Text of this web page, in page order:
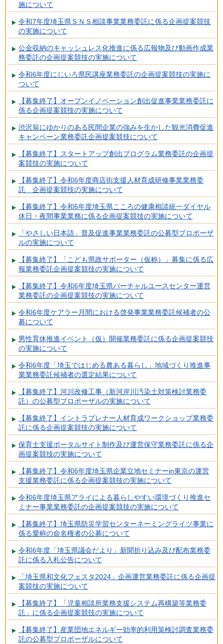
施について
令和7年度埼玉県ＳＮＳ相談事業業務委託に係る企画提案競技
の実施について
公金収納のキャッシュレス化推進に係る広報物及び動画作成業
務委託の企画提案競技の実施について
令和6年度にじいろ県民講座業務委託の企画提案競技の実施に
ついて
【募集終了】オープンイノベーション創出促進事業業務委託に
係る企画提案競技の実施について
渋沢翁にゆかりのある民間企業の強みを生かした観光消費促進
キャンペーン業務委託企画提案競技について
【募集終了】スタートアップ創出プログラム業務委託の企画提
案競技の実施について
【募集終了】令和6年度商店街支援人材育成研修事業業務委
託 企画提案競技の実施について
【募集終了】令和6年度埼玉県こころの健康相談統一ダイヤル
休日・夜間事業業務に係る企画提案競技の実施について
「やさしい日本語」普及促進事業業務委託の公募型プロポーザ
ルの実施について
【募集終了】「こども県政サポーター（仮称）」募集に係る広
報業務委託企画提案競技の実施について
【募集終了】令和6年度埼玉県バーチャルユースセンター運営
業務委託の企画提案競技の実施について
令和6年度ケアラー月間における啓発事業業務委託候補者の公
募について
男性育休推進イベント（仮）開催業務委託に係る企画提案競技
の実施について
令和6年度「埼玉ではじめる農ある暮らし」地域づくり推進事
業業務委託候補者の選定結果について
【募集終了】河川改修工事（新河岸川汚染土対策検討業務委
託）の公募型プロポーザルの実施について
【募集終了】イントラプレナー人材育成ワークショップ業務委
託に係る企画提案競技の実施について
保育士支援ポータルサイト制作及び運営保守業務委託に係る企
画提案競技の実施について
【募集終了】令和6年度埼玉県企業立地セミナーin東京の運営
支援業務委託に係る企画提案競技の実施について
令和6年度埼玉県アライによる暮らしやすい環境づくり推進セ
ミナー事業業務委託の企画提案競技の実施について
【募集終了】埼玉県防災学習センターネーミングライツ事業に
係る愛称の命名権者の公募について
令和6年度「埼玉県議会だより」新聞折り込み及び配布業務委
託に係る入札公告について
「埼玉県和文化フェスタ2024」企画運営業務委託に係る企画提
案競技の実施について
【募集終了】「児童相談所業務支援システム再構築等業務委
託」に係る企画提案競技の実施について
【募集終了】産業団地エネルギー効率的利用策検討調査業務委
託の公募型プロポーザルについて